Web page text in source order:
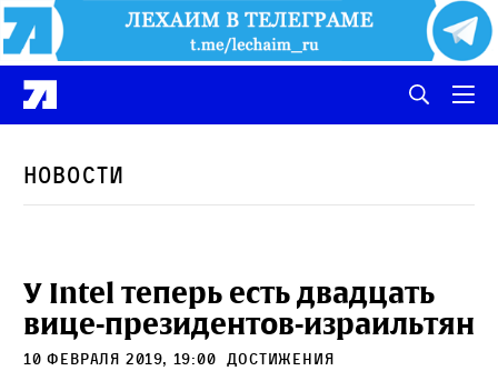
Новости
У Intel теперь есть двадцать
вице-президентов-израильтян
10 февраля 2019, 19:00 Достижения